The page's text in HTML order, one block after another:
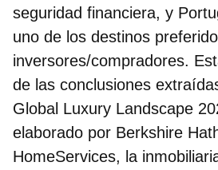
seguridad financiera, y
uno de los destinos
inversores/compradores.
de las conclusiones
Global Luxury Landscape
elaborado por Berkshire
HomeServices, la